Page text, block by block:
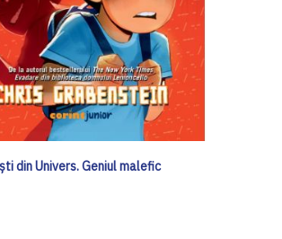
din Univers. Geniul malefic